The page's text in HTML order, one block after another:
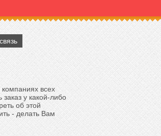
всех
у какой-либо
об этой
- делать Вам